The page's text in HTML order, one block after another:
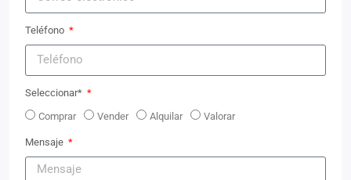
Teléfono
Seleccionar*
Comprar
Vender Alquilar Valorar
Mensaje